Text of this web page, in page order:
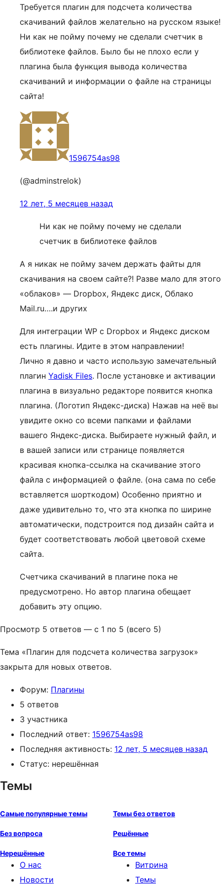
Требуется плагин для подсчета количества
скачиваний файлов желательно на русском языке!
Ни как не пойму почему не сделали счетчик в
библиотеке файлов. Было бы не плохо если у
плагина была функция вывода количества
скачиваний и информации о файле на страницы
сайта!
1596754as98
(@adminstrelok)
12 лет, 5 месяцев назад
Ни как не пойму почему не сделали
счетчик в библиотеке файлов
А я никак не пойму зачем держать файты для
скачивания на своем сайте?! Разве мало для этого
«облаков» — Dropbox, Яндекс диск, Облако
Mail.ru….и других
Для интеграции WP с Dropbox и Яндекс диском
есть плагины. Идите в этом направлении!
Лично я давно и часто использую замечательный
плагин Yadisk Files. После установке и активации
плагина в визуально редакторе появится кнопка
плагина. (Логотип Яндекс-диска) Нажав на неё вы
увидите окно со всеми папками и файлами
вашего Яндекс-диска. Выбираете нужный файл, и
в вашей записи или странице появляется
красивая кнопка-ссылка на скачивание этого
файла с информацией о файле. (она сама по себе
вставляется шорткодом) Особенно приятно и
даже удивительно то, что эта кнопка по ширине
автоматически, подстроится под дизайн сайта и
будет соответствовать любой цветовой схеме
сайта.
Счетчика скачиваний в плагине пока не
предусмотрено. Но автор плагина обещает
добавить эту опцию.
Просмотр 5 ответов — с 1 по 5 (всего 5)
Тема «Плагин для подсчета количества загрузок»
закрыта для новых ответов.
Форум: Плагины
5 ответов
3 участника
Последний ответ: 1596754as98
Последняя активность: 12 лет, 5 месяцев назад
Статус: нерешённая
Темы
Самые популярные темы Темы без ответов
Без вопроса Решённые
Нерешённые Все темы
О нас
Новости
Витрина
Темы